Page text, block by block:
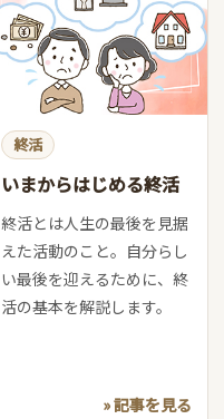
終活
いまからはじめる終活
終活とは人生の最後を見据
えた活動のこと。自分らし
い最後を迎えるために、終
活の基本を解説します。
» 記事を見る